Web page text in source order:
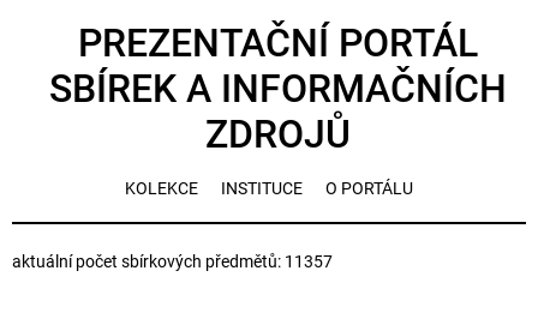
PREZENTAČNÍ PORTÁL
SBÍREK A INFORMAČNÍCH
ZDROJŮ
KOLEKCE INSTITUCE O PORTÁLU
aktuální počet sbírkových předmětů: 11357